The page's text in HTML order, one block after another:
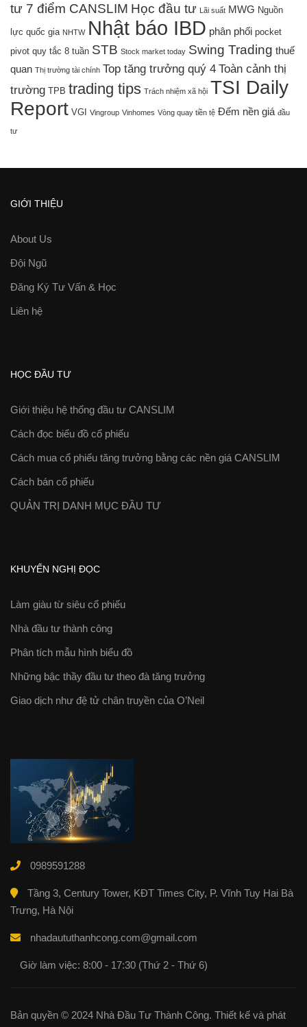
tư 7 điểm CANSLIM Học đầu tư Lãi suất MWG Nguồn
lực quốc gia NHTW Nhật báo IBD phân phối pocket
pivot quy tắc 8 tuần STB Stock market today Swing Trading thuế
quan Thị trường tài chính Top tăng trưởng quý 4 Toàn cảnh thị
trường TPB trading tips Trách nhiệm xã hội TSI Daily
Report VGI Vingroup Vinhomes Vòng quay tiền tệ Đếm nền giá đầu
tư
GIỚI THIỆU
About Us
Đội Ngũ
Đăng Ký Tư Vấn & Học
Liên hệ
HỌC ĐẦU TƯ
Giới thiệu hệ thống đầu tư CANSLIM
Cách đọc biểu đồ cổ phiếu
Cách mua cổ phiếu tăng trưởng bằng các nền giá CANSLIM
Cách bán cổ phiếu
QUẢN TRỊ DANH MỤC ĐẦU TƯ
KHUYẾN NGHỊ ĐỌC
Làm giàu từ siêu cổ phiếu
Nhà đầu tư thành công
Phân tích mẫu hình biểu đồ
Những bậc thầy đầu tư theo đà tăng trưởng
Giao dịch như đệ tử chân truyền của O’Neil
0989591288
Tầng 3, Century Tower, KĐT Times City, P. Vĩnh Tuy Hai Bà
Trưng, Hà Nội
nhadaututhanhcong.com@gmail.com
Giờ làm việc: 8:00 - 17:30 (Thứ 2 - Thứ 6)
Bản quyền © 2024 Nhà Đầu Tư Thành Công. Thiết kế và phát